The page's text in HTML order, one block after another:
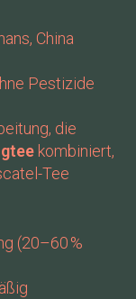
China
Pestizide
die
kombiniert,
Tee
(20–60 %